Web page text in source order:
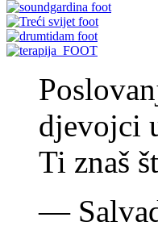
djevojci
Ti znaš
—